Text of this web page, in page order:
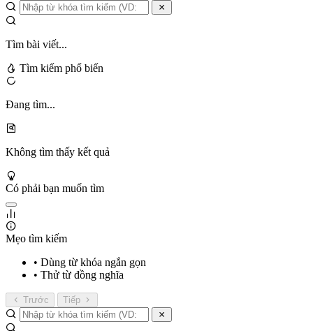
Tìm bài viết...
Tìm kiếm phổ biến
Đang tìm...
Không tìm thấy kết quả
Có phải bạn muốn tìm
Mẹo tìm kiếm
• Dùng từ khóa ngắn gọn
• Thử từ đồng nghĩa
Trước Tiếp